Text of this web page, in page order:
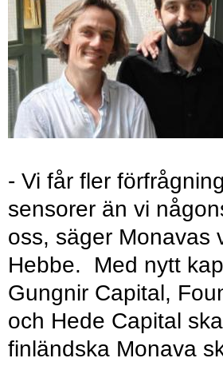
- Vi får fler
sensorer än vi
oss, säger Monavas
Hebbe. Med nytt
Gungnir Capital,
och Hede Capital
finländska Monava